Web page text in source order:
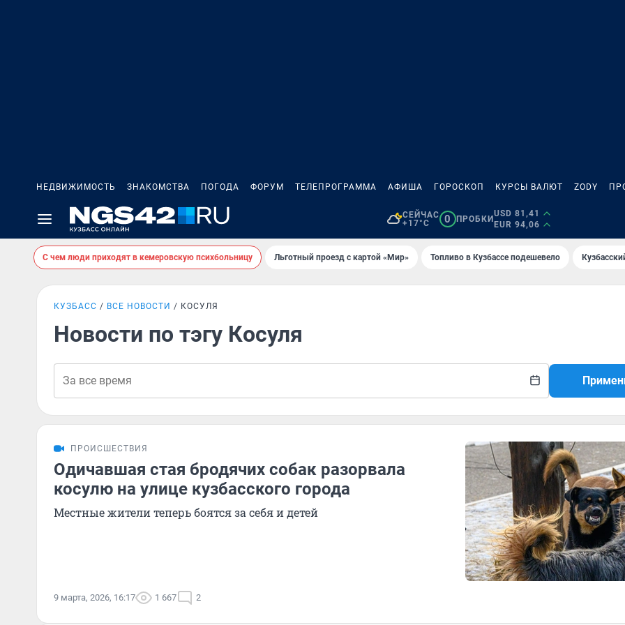
НЕДВИЖИМОСТЬ ЗНАКОМСТВА ПОГОДА ФОРУМ ТЕЛЕПРОГРАММА АФИША ГОРОСКОП КУРСЫ ВАЛЮТ ZODY
СЕЙЧАС
+17°C
0 ПРОБКИ
USD 81,41
EUR 94,06
С чем люди приходят в кемеровскую психбольницу Льготный проезд с картой «Мир» Топливо в Кузбассе подешевело
КУЗБАСС ВСЕ НОВОСТИ КОСУЛЯ
Новости по тэгу Косуля
ПРОИСШЕСТВИЯ
Одичавшая стая бродячих собак разорвала
косулю на улице кузбасского города
Местные жители теперь боятся за себя и детей
9 марта, 2026, 16:17 1 667 2